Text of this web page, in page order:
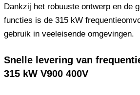
Dankzij het robuuste ontwerp en de
functies is de 315 kW
gebruik in veeleisende omgevingen.
Snelle levering van
315 kW V900 400V